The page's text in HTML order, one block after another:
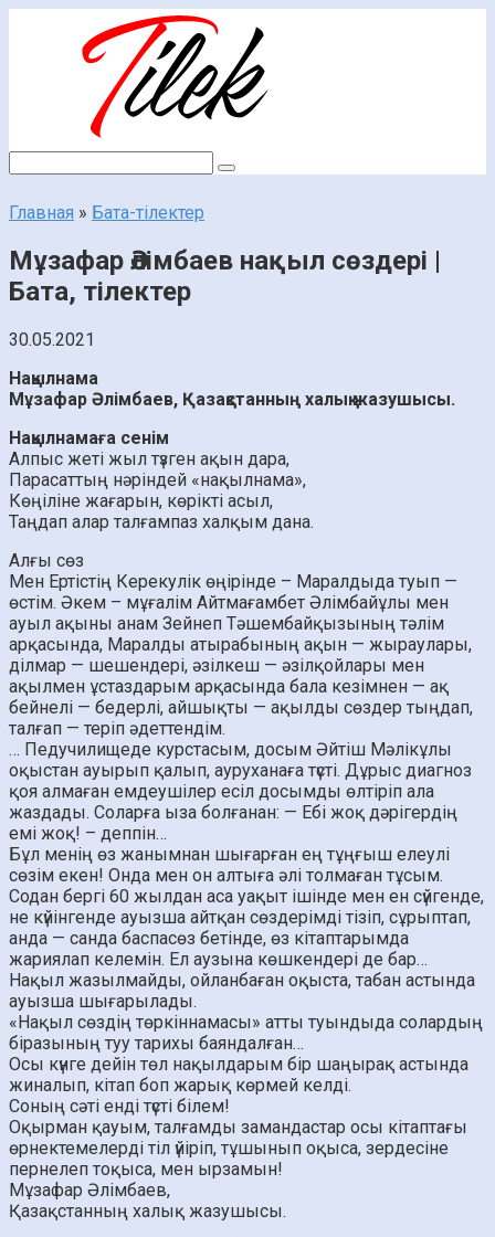
Главная » Бата-тілектер
Мұзафар Әлімбаев нақыл сөздері |
Бата, тілектер
30.05.2021
Нақылнама
Мұзафар Әлімбаев, Қазақстанның халық жазушысы.
Нақылнамаға сенім
Алпыс жеті жыл түзген ақын дара,
Парасаттың нәріндей «нақылнама»,
Көңіліне жағарын, көрікті асыл,
Таңдап алар талғампаз халқым дана.
Алғы сөз
Мен Ертістің Керекулік өңірінде – Маралдыда туып —
өстім. Әкем – мұғалім Айтмағамбет Әлімбайұлы мен
ауыл ақыны анам Зейнеп Тәшембайқызының тәлім
арқасында, Маралды атырабының ақын — жыраулары,
ділмар — шешендері, әзілкеш — әзілқойлары мен
ақылмен ұстаздарым арқасында бала кезімнен — ақ
бейнелі — бедерлі, айшықты — ақылды сөздер тыңдап,
талғап — теріп әдеттендім.
… Педучилищеде курстасым, досым Әйтіш Мәлікұлы
оқыстан ауырып қалып, ауруханаға түсті. Дұрыс диагноз
қоя алмаған емдеушілер есіл досымды өлтіріп ала
жаздады. Соларға ыза болғанан: — Ебі жоқ дәрігердің
емі жоқ! – деппін…
Бұл менің өз жанымнан шығарған ең тұңғыш елеулі
сөзім екен! Онда мен он алтыға әлі толмаған тұсым.
Содан бергі 60 жылдан аса уақыт ішінде мен ен сүйгенде,
не күйінгенде ауызша айтқан сөздерімді тізіп, сұрыптап,
анда — санда баспасөз бетінде, өз кітаптарымда
жариялап келемін. Ел аузына көшкендері де бар…
Нақыл жазылмайды, ойланбаған оқыста, табан астында
ауызша шығарылады.
«Нақыл сөздің төркіннамасы» атты туындыда солардың
біразының туу тарихы баяндалған…
Осы күнге дейін төл нақылдарым бір шаңырақ астында
жиналып, кітап боп жарық көрмей келді.
Соның сәті енді түсті білем!
Оқырман қауым, талғамды замандастар осы кітаптағы
өрнектемелерді тіл үйіріп, тұшынып оқыса, зердесіне
пернелеп тоқыса, мен ырзамын!
Мұзафар Әлімбаев,
Қазақстанның халық жазушысы.